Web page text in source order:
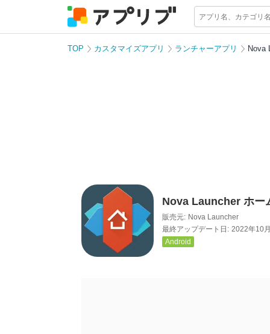
TOP カスタマイズアプリ ランチャーアプリ Nova
Nova Launcher ホー
販売元: Nova Launcher
最終アップデート日: 2022年10
Android